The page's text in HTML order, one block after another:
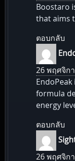
Boostaro
that aims
ตอบกลับ
26 พฤศจิก
formula
energy
ตอบกลับ
26 พฤศจิก